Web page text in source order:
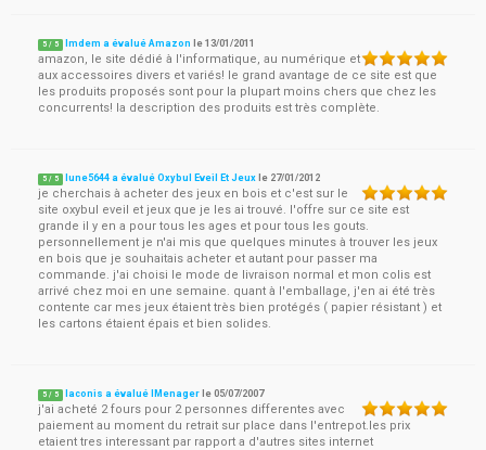
5 / 5 lmdem a évalué Amazon le13/01/2011
amazon, le site dédié à l'informatique, au numérique et
aux accessoires divers et variés! le grand avantage de ce site est que
les produits proposés sont pour la plupart moins chers que chez les
concurrents! la description des produits est très complète.
5 / 5 lune5644 a évalué Oxybul Eveil Et Jeux le 27/01/2012
je cherchais à acheter des jeux en bois et c'est sur le
site oxybul eveil et jeux que je les ai trouvé. l'offre sur ce site est
grande il y en a pour tous les ages et pour tous les gouts.
personnellement je n'ai mis que quelques minutes à trouver les jeux
en bois que je souhaitais acheter et autant pour passer ma
commande. j'ai choisi le mode de livraison normal et mon colis est
arrivé chez moi en une semaine. quant à l'emballage, j'en ai été très
contente car mes jeux étaient très bien protégés ( papier résistant ) et
les cartons étaient épais et bien solides.
5 / 5 laconis a évalué IMenager le05/07/2007
j'ai acheté 2 fours pour 2 personnes differentes avec
paiement au moment du retrait sur place dans l'entrepot.les prix
etaient tres interessant par rapport a d'autres sites internet